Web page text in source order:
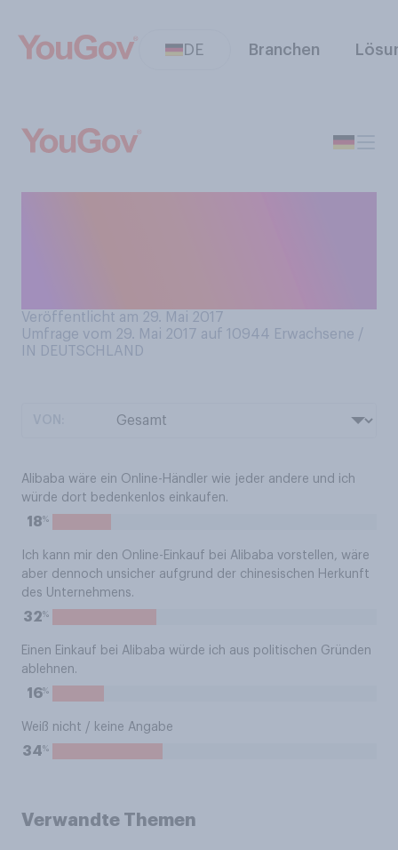
DE Branchen
Veröffentlicht am 29. Mai 2017
Umfrage vom 29. Mai 2017 auf 10944 Erwachsene /
IN DEUTSCHLAND
Alibaba wäre ein Online-Händler wie jeder andere und ich
würde dort bedenkenlos einkaufen.
18%
Ich kann mir den Online-Einkauf bei Alibaba vorstellen, wäre
aber dennoch unsicher aufgrund der chinesischen Herkunft
des Unternehmens.
32%
Einen Einkauf bei Alibaba würde ich aus politischen Gründen
ablehnen.
16%
Weiß nicht / keine Angabe
34%
Verwandte Themen